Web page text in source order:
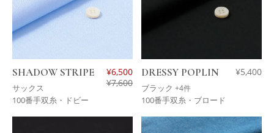
SHADOW STRIPE
サックス
¥6,500
¥7,600
100番手双糸・ドビー
DRESSY POPLIN
ブラック +4件
¥5,400
100番手双糸・ブロード